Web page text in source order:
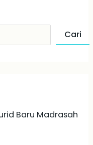
Cari
Baru Madrasah